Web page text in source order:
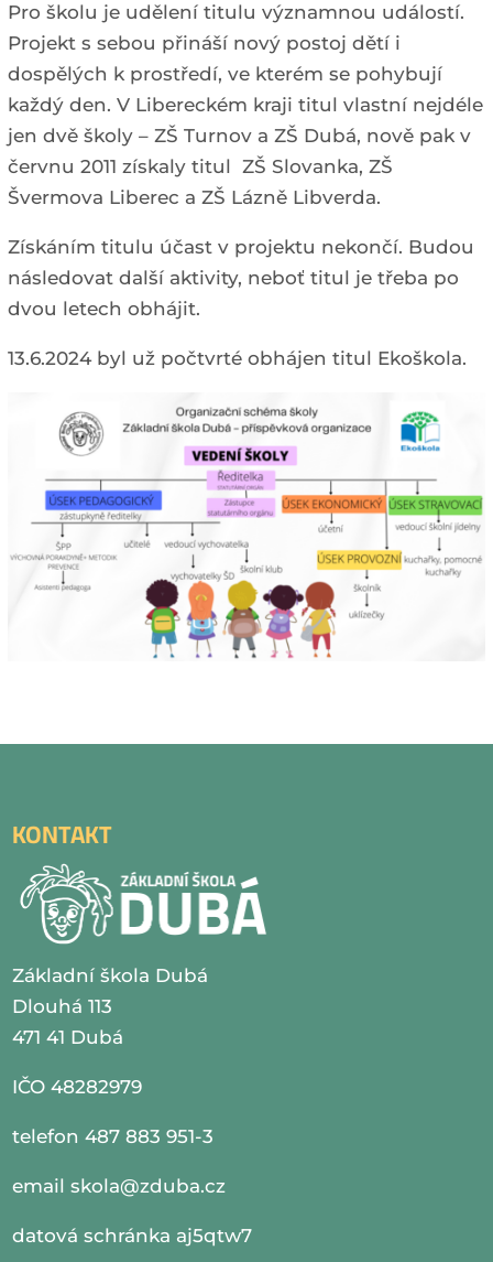
Pro školu je udělení titulu významnou událostí.
Projekt s sebou přináší nový postoj dětí i
dospělých k prostředí, ve kterém se pohybují
každý den. V Libereckém kraji titul vlastní nejdéle
jen dvě školy – ZŠ Turnov a ZŠ Dubá, nově pak v
červnu 2011 získaly titul ZŠ Slovanka, ZŠ
Švermova Liberec a ZŠ Lázně Libverda.
Získáním titulu účast v projektu nekončí. Budou
následovat další aktivity, neboť titul je třeba po
dvou letech obhájit.
13.6.2024 byl už počtvrté obhájen titul Ekoškola.
KONTAKT
Základní škola Dubá
Dlouhá 113
471 41 Dubá
IČO 48282979
telefon 487 883 951-3
emailskola@zduba.cz
datová schránka aj5qtw7